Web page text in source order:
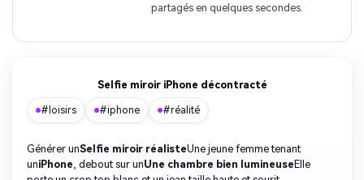
partagés en quelques secondes.
Selfie miroir iPhone décontracté
#loisirs #iphone #réalité
Générer unSelfie miroir réalisteUne jeune femme tenant
uniPhone, debout sur unUne chambre bien lumineuse Elle